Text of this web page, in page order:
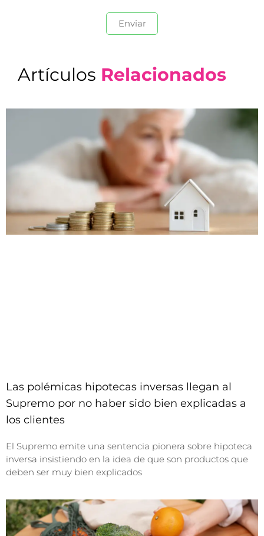
Artículos Relacionados
Las polémicas hipotecas inversas llegan al
Supremo por no haber sido bien explicadas a
los clientes
El Supremo emite una sentencia pionera sobre hipoteca
inversa insistiendo en la idea de que son productos que
deben ser muy bien explicados